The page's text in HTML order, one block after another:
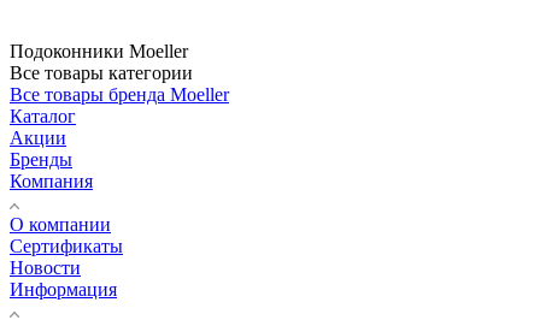
Подоконники Moeller
Все товары категории
Все товары бренда Moeller
Каталог
Акции
Бренды
Компания
О компании
Сертификаты
Новости
Информация